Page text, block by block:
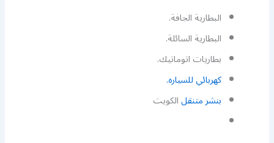
البطارية الجافة.
البطارية السائلة.
بطاريات اتوماتيك.
كهربائي للسياره.
بنشر متنقلالكويت